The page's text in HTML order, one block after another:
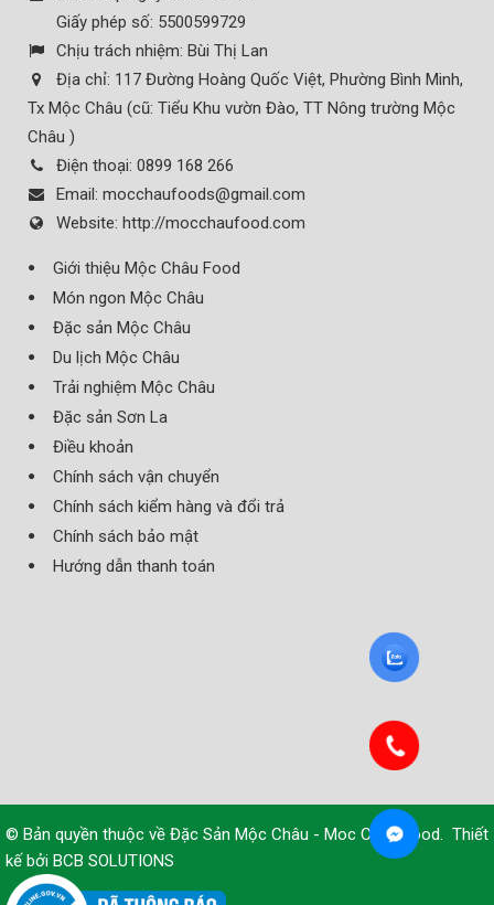
Giấy phép số: 5500599729
Chịu trách nhiệm: Bùi Thị Lan
Địa chỉ: 117 Đường Hoàng Quốc Việt, Phường Bình Minh,
Tx Mộc Châu (cũ: Tiểu Khu vườn Đào, TT Nông trường Mộc
Châu )
Điện thoại: 0899 168 266
Email: mocchaufoods@gmail.com
Website: http://mocchaufood.com
Giới thiệu Mộc Châu Food
Món ngon Mộc Châu
Đặc sản Mộc Châu
Du lịch Mộc Châu
Trải nghiệm Mộc Châu
Đặc sản Sơn La
Điều khoản
Chính sách vận chuyển
Chính sách kiểm hàng và đổi trả
Chính sách bảo mật
Hướng dẫn thanh toán
© Bản quyền thuộc về Đặc Sản Mộc Châu - Moc Chau Food. Thiết
kế bởi BCB SOLUTIONS